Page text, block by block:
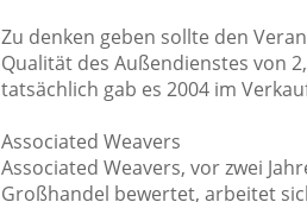
Zu denken geben sollte den
Qualität des Außendienstes von
tatsächlich gab es 2004 im
Associated Weavers
Associated Weavers, vor zwei
Großhandel bewertet, arbeitet